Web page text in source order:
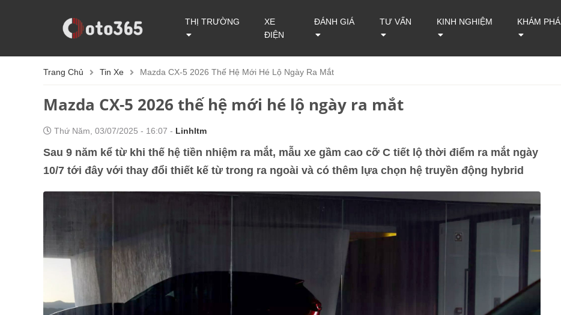
THỊ TRƯỜNG
XE
ĐIỆN
ĐÁNH GIÁ TƯ VẤN KINH NGHIỆM KHÁM PHÁ
Trang Chủ Tin Xe Mazda CX-5 2026 Thế Hệ Mới Hé Lộ Ngày Ra Mắt
Mazda CX-5 2026 thế hệ mới hé lộ ngày ra mắt
Thứ Năm, 03/07/2025 - 16:07 - Linhltm
Sau 9 năm kể từ khi thế hệ tiền nhiệm ra mắt, mẫu xe gầm cao cỡ C tiết lộ thời điểm ra mắt ngày
10/7 tới đây với thay đổi thiết kế từ trong ra ngoài và có thêm lựa chọn hệ truyền động hybrid